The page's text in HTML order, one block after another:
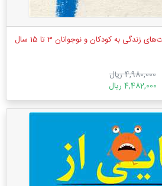
به کودکان و نوجوانان 3 تا 15 سال
4,980,000 ریال
4,482,000 ریال